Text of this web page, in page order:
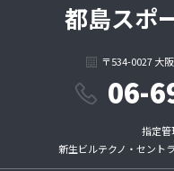
（課外イベントや旅行催行の
施設内外における各種イベン
防犯、安全管理を目的としたお
委託を受けたサービスの提供
都島スポ
〒534-0027 大
06-
指定管
新生ビルテクノ・セント